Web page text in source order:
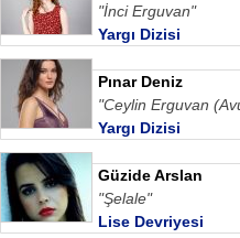
"İnci Erguvan"
Yargı Dizisi
Pınar Deniz
"Ceylin Erguvan
Yargı Dizisi
Güzide Arslan
"Şelale"
Lise Devriyesi